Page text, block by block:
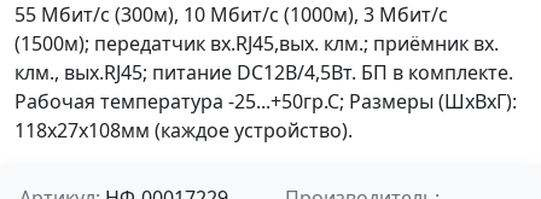
55 Мбит/с (300м), 10 Мбит/с (1000м), 3 Мбит/с
(1500м); передатчик вх.RJ45,вых. клм.; приёмник вх.
клм., вых.RJ45; питание DC12В/4,5Вт. БП в комплекте.
Рабочая температура -25...+50гр.С; Размеры (ШxВxГ):
118х27х108мм (каждое устройство).